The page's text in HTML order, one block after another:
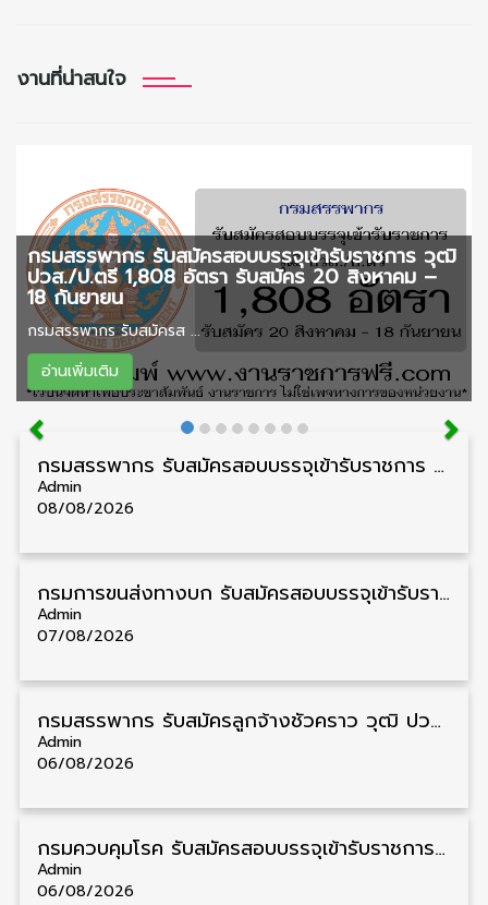
งานที่น่าสนใจ
กรมสรรพากร รับสมัครสอบบรรจุเข้ารับราชการ วุฒิ
ปวส./ป.ตรี 1,808 อัตรา รับสมัคร 20 สิงหาคม –
18 กันยายน
กรมสรรพากร รับสมัครส ...
อ่านเพิ่มเติม
กรมสรรพากร รับสมัครสอบบรรจุเข้ารับราชการ วุฒิ ปวส./ป.ตรี 1,808 อัตรา รับสมัคร 20 สิงหาคม – 18 กันยายน
Admin
08/08/2026
กรมการขนส่งทางบก รับสมัครสอบบรรจุเข้ารับราชการ วุฒิ ปวส. 24 อัตรา รับสมัคร 18 สิงหาคม – 7 กันยายน
Admin
07/08/2026
กรมสรรพากร รับสมัครลูกจ้างชั่วคราว วุฒิ ปวช./ป.ตรี 138 อัตรา รับสมัคร 17 – 31 สิงหาคม
Admin
06/08/2026
กรมควบคุมโรค รับสมัครสอบบรรจุเข้ารับราชการ วุฒิ ปวส./ป.ตรี 17 อัตรา รับสมัคร 17 สิงหาคม – 4 กันยายน
Admin
06/08/2026